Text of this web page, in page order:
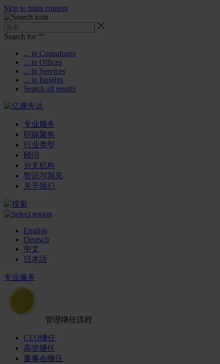
Skip to main content
Search for “”
... in Consultants
... in Offices
... in Services
... in Insights
Search all results
专业服务
职能聚焦
行业类型
顾问
分支机构
智识与洞见
关于我们
English
Deutsch
中文
日本語
专业服务
管理继任流程
CEO继任
高管继任
董事会继任